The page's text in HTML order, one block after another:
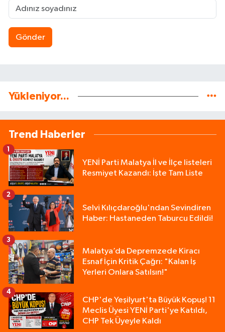
Gönder
Yükleniyor...
Trend Haberler
YENİ Parti Malatya İl ve İlçe listeleri
Resmiyet Kazandı: İşte Tam Liste
1
Selvi Kılıçdaroğlu'ndan Sevindiren
Haber: Hastaneden Taburcu Edildi!
2
Malatya’da Depremzede Kiracı
Esnaf İçin Kritik Çağrı: "Kalan İş
Yerleri Onlara Satılsın!"
3
CHP'de Yeşilyurt'ta Büyük Kopuş! 11
Meclis Üyesi YENİ Parti'ye Katıldı,
CHP Tek Üyeyle Kaldı
4